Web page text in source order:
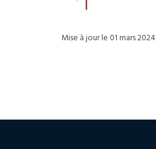
Mise à jour le 01 mars 2024